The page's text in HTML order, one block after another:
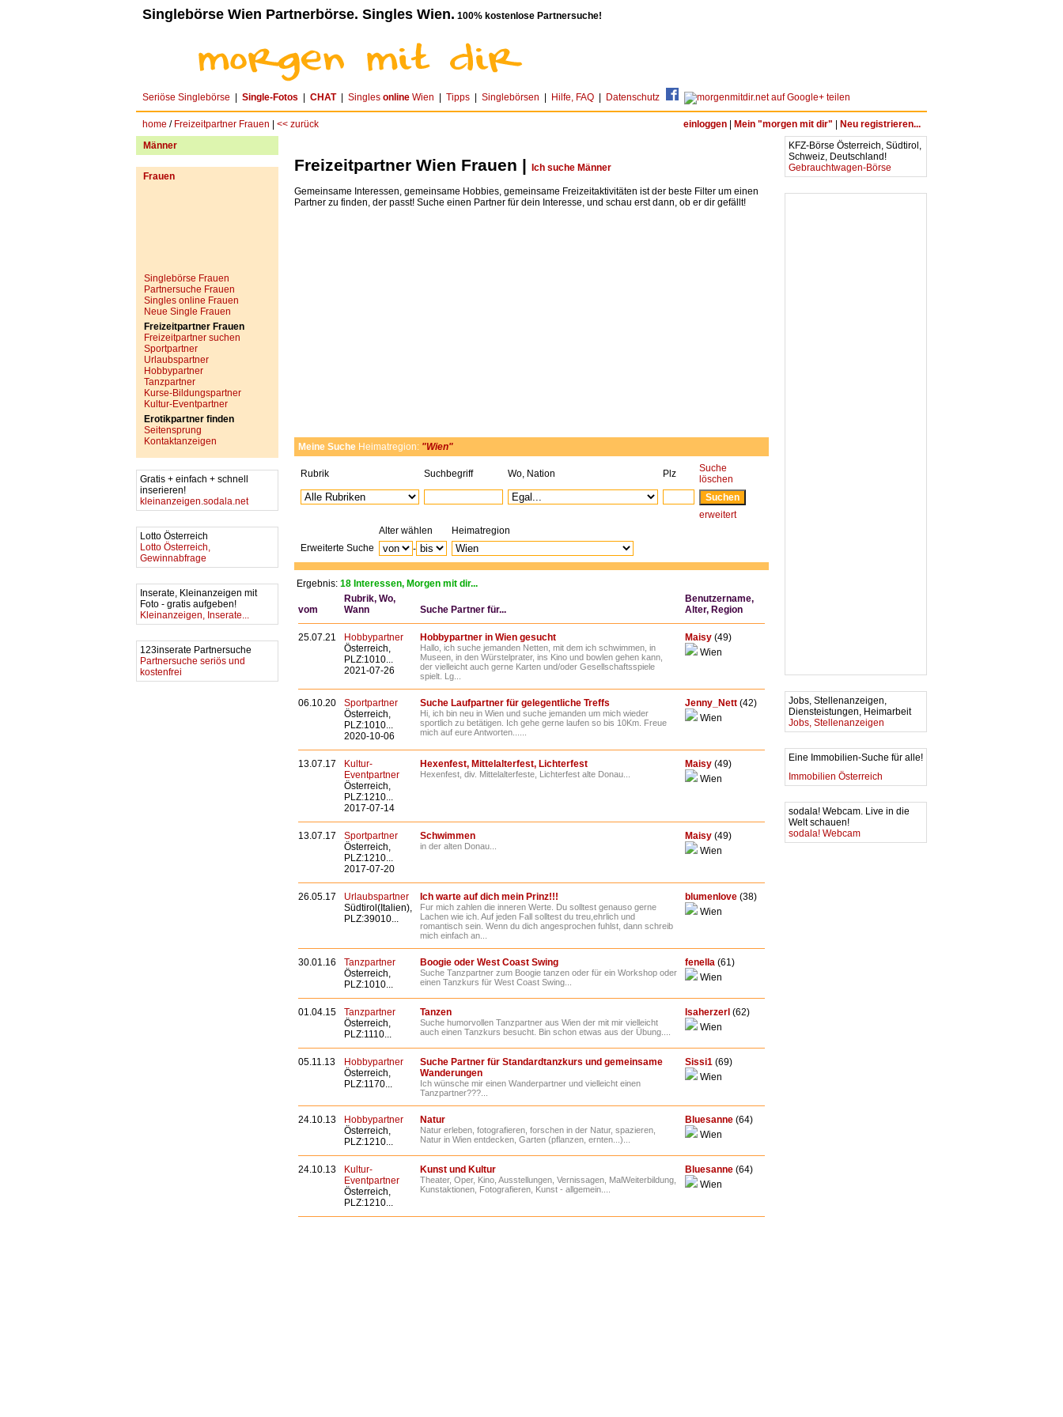
Singlebörse Wien Partnerbörse. Singles Wien. 100% kostenlose Partnersuche!
Seriöse Singlebörse Single-Fotos CHAT| Singles online Wien Tipps Singlebörsen Hilfe, FAQ Datenschutz
home / Freizeitpartner Frauen << zurück einloggen Mein "morgen mit dir"
Neu registrieren...
Männer
Frauen
Singlebörse Frauen
Partnersuche Frauen
Singles online Frauen
Neue Single Frauen
Freizeitpartner Frauen
Freizeitpartner suchen
Sportpartner
Urlaubspartner
Hobbypartner
Tanzpartner
Kurse-Bildungspartner
Kultur-Eventpartner
Erotikpartner finden
Seitensprung
Kontaktanzeigen
Gratis + einfach + schnell
inserieren!
kleinanzeigen.sodala.net
Lotto Österreich
Lotto Österreich,
Gewinnabfrage
Inserate, Kleinanzeigen mit
Foto - gratis aufgeben!
Kleinanzeigen, Inserate...
123inserate Partnersuche
Partnersuche seriös und
kostenfrei
Freizeitpartner Wien Frauen | Ich suche Männer
Gemeinsame Interessen, gemeinsame Hobbies, gemeinsame Freizeitaktivitäten ist der beste Filter um einen
Partner zu finden, der passt! Suche einen Partner für dein Interesse, und schau erst dann, ob er dir gefällt!
Meine Suche Heimatregion: "Wien"
Rubrik Suchbegriff Wo, Nation Plz
Suche
löschen
erweitert
Alter wählen
Heimatregion
Erweiterte Suche
-
Ergebnis: 18 Interessen, Morgen mit dir...
vom
Rubrik, Wo,
Wann
Suche Partner für...
Benutzername,
Alter, Region
25.07.21
Hobbypartner
Österreich,
PLZ:1010...
2021-07-26
Hobbypartner in Wien gesucht
Hallo, ich suche jemanden Netten, mit dem ich schwimmen, in
Museen, in den Würstelprater, ins Kino und bowlen gehen kann,
der vielleicht auch gerne Karten und/oder Gesellschaftsspiele
spielt. Lg...
Maisy (49)
Wien
06.10.20
Sportpartner
Österreich,
PLZ:1010...
2020-10-06
Suche Laufpartner für gelegentliche Treffs
Hi, ich bin neu in Wien und suche jemanden um mich wieder
sportlich zu betätigen. Ich gehe gerne laufen so bis 10Km. Freue
mich auf eure Antworten......
Jenny_Nett (42)
Wien
13.07.17
Kultur-
Eventpartner
Österreich,
PLZ:1210...
2017-07-14
Hexenfest, Mittelalterfest, Lichterfest
Hexenfest, div. Mittelalterfeste, Lichterfest alte Donau...
Maisy (49)
Wien
13.07.17
Sportpartner
Österreich,
PLZ:1210...
2017-07-20
Schwimmen
in der alten Donau...
Maisy (49)
Wien
26.05.17
Urlaubspartner
Südtirol(Italien),
PLZ:39010...
Ich warte auf dich mein Prinz!!!
Fur mich zahlen die inneren Werte. Du solltest genauso gerne
Lachen wie ich. Auf jeden Fall solltest du treu,ehrlich und
romantisch sein. Wenn du dich angesprochen fuhlst, dann schreib
mich einfach an...
blumenlove (38)
Wien
30.01.16
Tanzpartner
Österreich,
PLZ:1010...
Boogie oder West Coast Swing
Suche Tanzpartner zum Boogie tanzen oder für ein Workshop oder
einen Tanzkurs für West Coast Swing...
fenella (61)
Wien
01.04.15
Tanzpartner
Österreich,
PLZ:1110...
Tanzen
Suche humorvollen Tanzpartner aus Wien der mit mir vielleicht
auch einen Tanzkurs besucht. Bin schon etwas aus der Übung....
Isaherzerl (62)
Wien
05.11.13
Hobbypartner
Österreich,
PLZ:1170...
Suche Partner für Standardtanzkurs und gemeinsame
Wanderungen
Ich wünsche mir einen Wanderpartner und vielleicht einen
Tanzpartner???...
Sissi1 (69)
Wien
24.10.13
Hobbypartner
Österreich,
PLZ:1210...
Natur
Natur erleben, fotografieren, forschen in der Natur, spazieren,
Natur in Wien entdecken, Garten (pflanzen, ernten...)...
Bluesanne (64)
Wien
24.10.13
Kultur-
Eventpartner
Österreich,
PLZ:1210...
Kunst und Kultur
Theater, Oper, Kino, Ausstellungen, Vernissagen, MalWeiterbildung,
Kunstaktionen, Fotografieren, Kunst - allgemein....
Bluesanne (64)
Wien
KFZ-Börse Österreich, Südtirol,
Schweiz, Deutschland!
Gebrauchtwagen-Börse
Jobs, Stellenanzeigen,
Diensteistungen, Heimarbeit
Jobs, Stellenanzeigen
Eine Immobilien-Suche für alle!
Immobilien Österreich
sodala! Webcam. Live in die
Welt schauen!
sodala! Webcam